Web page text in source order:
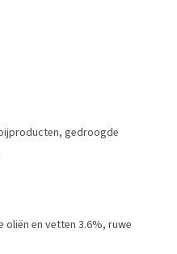
gedroogde
oliën en vetten 3.6%, ruwe